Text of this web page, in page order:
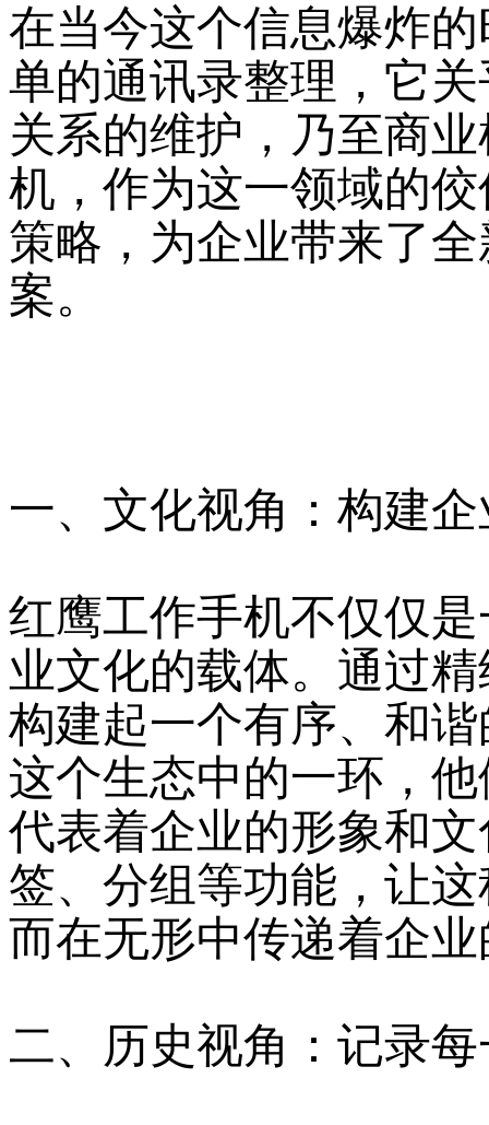
在当今这个信息爆炸
单的通讯录整理，它
关系的维护，乃至商
机，作为这一领域的
策略，为企业带来了
案。
一、文化视角：构建
红鹰工作手机不仅仅
业文化的载体。通过
构建起一个有序、和
这个生态中的一环，
代表着企业的形象和
签、分组等功能，让
而在无形中传递着企
二、历史视角：记录